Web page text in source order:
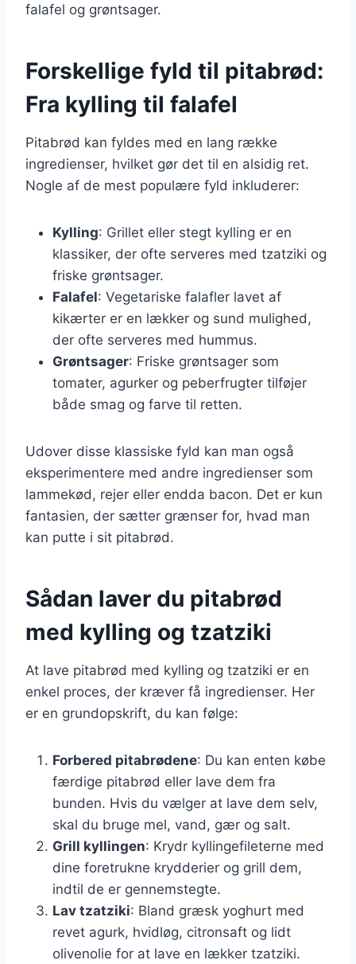
falafel og grøntsager.
Forskellige fyld til pitabrød:
Fra kylling til falafel
Pitabrød kan fyldes med en lang række
ingredienser, hvilket gør det til en alsidig ret.
Nogle af de mest populære fyld inkluderer:
Kylling: Grillet eller stegt kylling er en
klassiker, der ofte serveres med tzatziki og
friske grøntsager.
Falafel: Vegetariske falafler lavet af
kikærter er en lækker og sund mulighed,
der ofte serveres med hummus.
Grøntsager: Friske grøntsager som
tomater, agurker og peberfrugter tilføjer
både smag og farve til retten.
Udover disse klassiske fyld kan man også
eksperimentere med andre ingredienser som
lammekød, rejer eller endda bacon. Det er kun
fantasien, der sætter grænser for, hvad man
kan putte i sit pitabrød.
Sådan laver du pitabrød
med kylling og tzatziki
At lave pitabrød med kylling og tzatziki er en
enkel proces, der kræver få ingredienser. Her
er en grundopskrift, du kan følge:
Forbered pitabrødene: Du kan enten købe
færdige pitabrød eller lave dem fra
bunden. Hvis du vælger at lave dem selv,
skal du bruge mel, vand, gær og salt.
Grill kyllingen: Krydr kyllingefileterne med
dine foretrukne krydderier og grill dem,
indtil de er gennemstegte.
Lav tzatziki: Bland græsk yoghurt med
revet agurk, hvidløg, citronsaft og lidt
olivenolie for at lave en lækker tzatziki.